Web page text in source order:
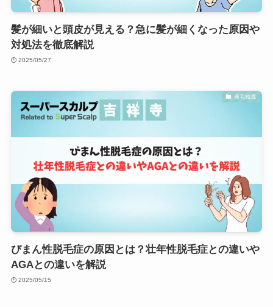
髪が細いと頭皮が見える？急に髪が細くなった原因や
対処法を徹底解説
2025/05/27
発毛知識
びまん性脱毛症の原因とは？壮年性脱毛症との違いや
AGAとの違いを解説
2025/05/15